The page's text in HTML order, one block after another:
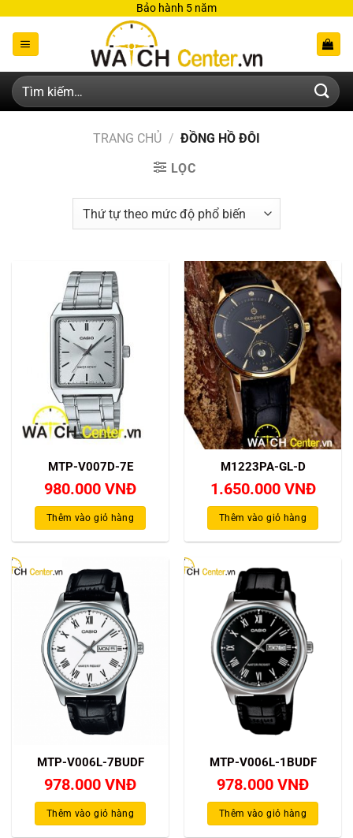
qua
dung
Bảo hành 5 năm
Tìm
kiếm:
TRANG CHỦ / ĐỒNG HỒ ĐÔI
LỌC
MTP-V007D-7E
980.000 VNĐ
Thêm vào giỏ hàng
M1223PA-GL-D
1.650.000 VNĐ
Thêm vào giỏ hàng
MTP-V006L-7BUDF
978.000 VNĐ
Thêm vào giỏ hàng
MTP-V006L-1BUDF
978.000 VNĐ
Thêm vào giỏ hàng